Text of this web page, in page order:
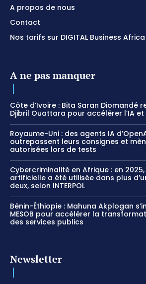
A propos de nous
Contact
Nos tarifs sur DIGITAL Business Africa
A ne pas manquer
Côte d’Ivoire : Bita Saran Diomandé
Djibril Ouattara pour accélérer l’IA et
Royaume-Uni : des agents IA
outrepassent leurs consignes et
autorisées lors de tests
Cybercriminalité en Afrique : en
artificielle a été utilisée dans plus
deux, selon INTERPOL
Bénin-Éthiopie : Mahuna Akplogan
MESOB pour accélérer la
des services publics
Newsletter